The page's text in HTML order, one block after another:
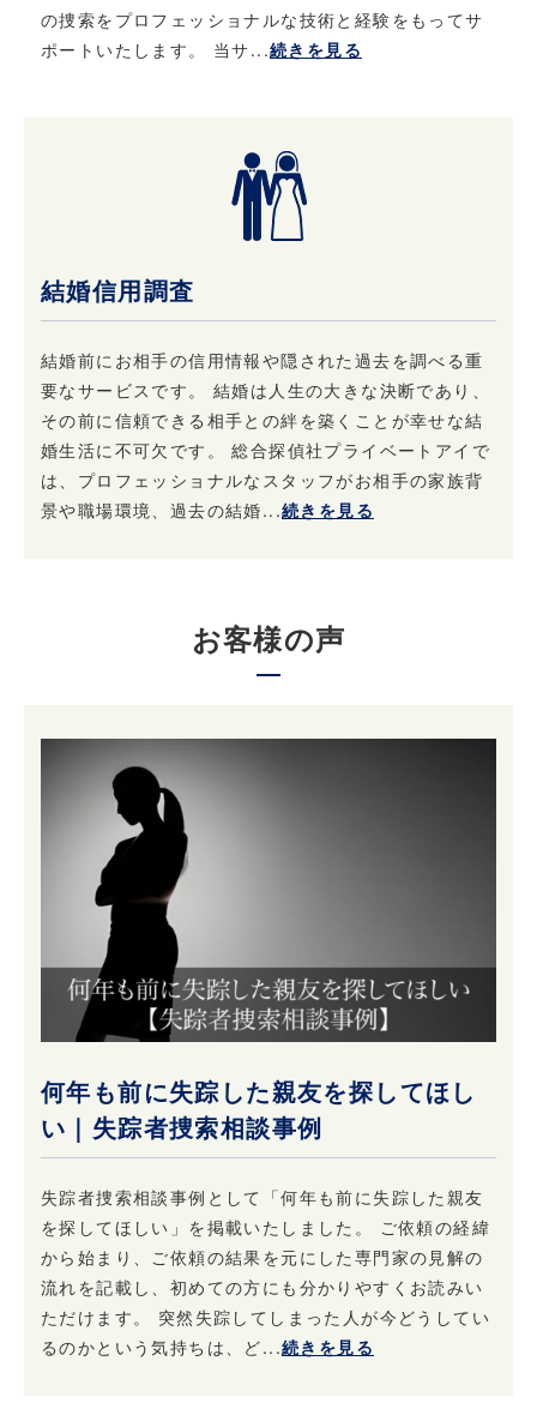
の捜索をプロフェッショナルな技術と経験をもってサ
ポートいたします。 当サ...続きを見る
結婚信用調査
結婚前にお相手の信用情報や隠された過去を調べる重
要なサービスです。 結婚は人生の大きな決断であり、
その前に信頼できる相手との絆を築くことが幸せな結
婚生活に不可欠です。 総合探偵社プライベートアイで
は、プロフェッショナルなスタッフがお相手の家族背
景や職場環境、過去の結婚...続きを見る
お客様の声
何年も前に失踪した親友を探してほし
い｜失踪者捜索相談事例
失踪者捜索相談事例として「何年も前に失踪した親友
を探してほしい」を掲載いたしました。 ご依頼の経緯
から始まり、ご依頼の結果を元にした専門家の見解の
流れを記載し、初めての方にも分かりやすくお読みい
ただけます。 突然失踪してしまった人が今どうしてい
るのかという気持ちは、ど...続きを見る